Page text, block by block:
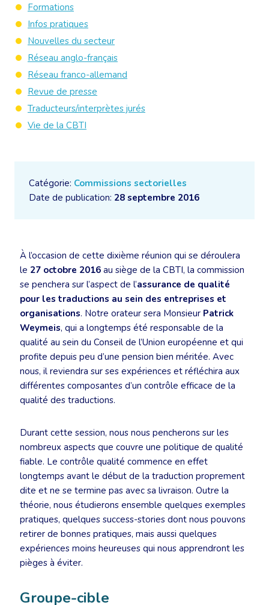
Catégorie: Commissions sectorielles
Date de publication: 28 septembre 2016
À l’occasion de cette dixième réunion qui se déroulera
le 27 octobre 2016 au siège de la CBTI, la commission
se penchera sur l’aspect de l’assurance de qualité
pour les traductions au sein des entreprises et
organisations. Notre orateur sera Monsieur Patrick
Weymeis, qui a longtemps été responsable de la
qualité au sein du Conseil de l’Union européenne et qui
profite depuis peu d’une pension bien méritée. Avec
nous, il reviendra sur ses expériences et réfléchira aux
différentes composantes d’un contrôle efficace de la
qualité des traductions.
Durant cette session, nous nous pencherons sur les
nombreux aspects que couvre une politique de qualité
fiable. Le contrôle qualité commence en effet
longtemps avant le début de la traduction proprement
dite et ne se termine pas avec sa livraison. Outre la
théorie, nous étudierons ensemble quelques exemples
pratiques, quelques success-stories dont nous pouvons
retirer de bonnes pratiques, mais aussi quelques
expériences moins heureuses qui nous apprendront les
pièges à éviter.
Groupe-cible
Formations
Infos pratiques
Nouvelles du secteur
Réseau anglo-français
Réseau franco-allemand
Revue de presse
Traducteurs/interprètes jurés
Vie de la CBTI